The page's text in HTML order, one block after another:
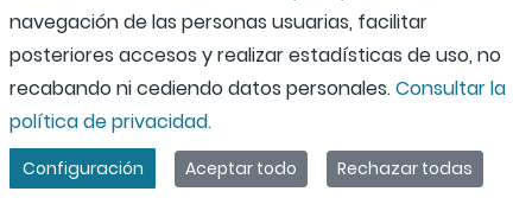
Lugar
Iglesia de San Pedro
Vitoria-Gasteiz
navegación de las personas usuarias, facilitar
posteriores accesos y realizar estadísticas de uso, no
recabando ni cediendo datos personales.Consultar la
política de privacidad.
Configuración Aceptar todo Rechazar todas